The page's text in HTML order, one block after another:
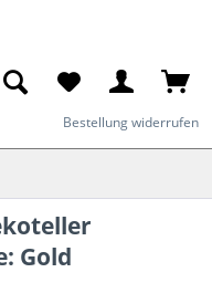
Bestellung widerrufen
Gold